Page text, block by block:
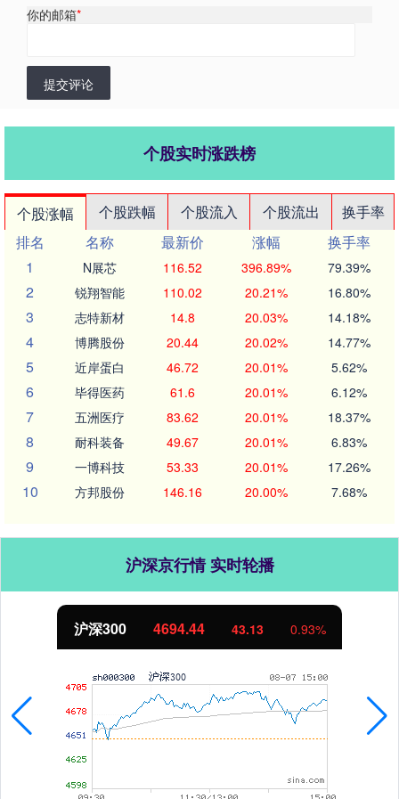
你的邮箱*
提交评论
个股实时涨跌榜
个股涨幅 个股跌幅 个股流入 个股流出
换手率
排名
名称 最新价 涨幅
换手率
1
N展芯 116.52 396.89% 79.39%
2 锐翔智能 110.02 20.21% 16.80%
3 志特新材 14.8 20.03% 14.18%
4 博腾股份 20.44 20.02% 14.77%
5 近岸蛋白 46.72 20.01% 5.62%
6 毕得医药 61.6 20.01% 6.12%
7 五洲医疗 83.62 20.01% 18.37%
8 耐科装备 49.67 20.01% 6.83%
9 一博科技 53.33 20.01% 17.26%
10 方邦股份 146.16 20.00% 7.68%
沪深京行情 实时轮播
43.13 0.93%